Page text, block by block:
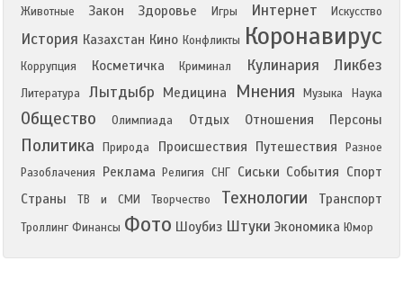
Животные
Закон Здоровье Игры Интернет Искусство
История Казахстан Кино Конфликты Коронавирус
Коррупция Косметичка Криминал Кулинария Ликбез
Литература Лытдыбр Медицина Мнения Музыка Наука
Общество Олимпиада Отдых Отношения Персоны
Политика Природа Происшествия Путешествия
Разное
Разоблачения
Реклама Религия СНГ Сиськи События Спорт
Страны
ТВ и СМИ Творчество Технологии Транспорт
Троллинг Финансы Фото Шоубиз Штуки Экономика Юмор